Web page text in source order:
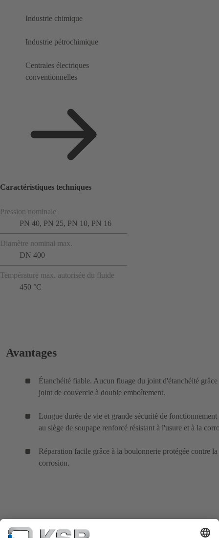
Industrie chimique
Industrie pétrochimique
Centrales électriques
conventionnelles
Caractéristiques techniques
Pression nominale
PN 40, PN 25, PN 10, PN 16
Diamètre nominal max.
DN 400
Température max. autorisée du fluide
450 °C
Avantages
Étanchéité fiable. Aucun fluage du joint d'étanchéité grâce
joint de couvercle à double emboîtement.
Longue durée de vie et grande sécurité de fonctionnement
au siège de soupape renforcé résistant à l'usure et à la
Réparation facile grâce à la boulonnerie protégée contre la
corrosion.